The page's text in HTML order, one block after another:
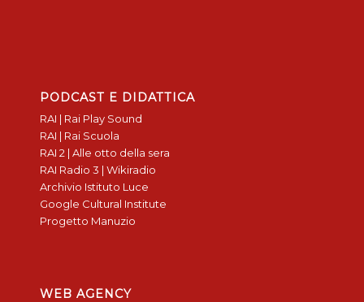
PODCAST E DIDATTICA
RAI | Rai Play Sound
RAI | Rai Scuola
RAI 2 | Alle otto della sera
RAI Radio 3 | Wikiradio
Archivio Istituto Luce
Google Cultural Institute
Progetto Manuzio
WEB AGENCY